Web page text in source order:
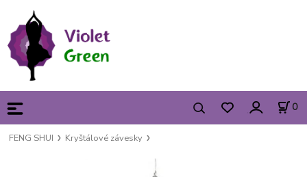
0
FENG SHUI Kryštálové závesky